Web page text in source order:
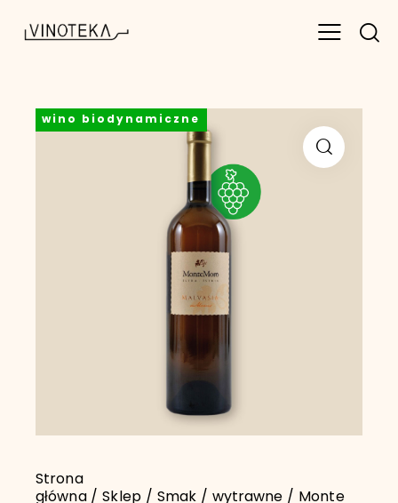
wino biodynamiczne
Strona
główna Sklep Smak wytrawne Monte